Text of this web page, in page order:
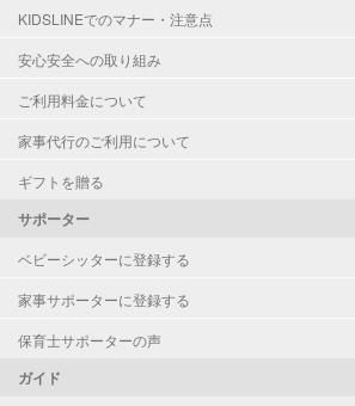
KIDSLINEでのマナー・注意点
安心安全への取り組み
ご利用料金について
家事代行のご利用について
ギフトを贈る
サポーター
ベビーシッターに登録する
家事サポーターに登録する
保育士サポーターの声
ガイド